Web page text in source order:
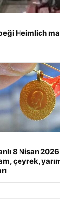
Heimlich
8 Nisan
çeyrek,